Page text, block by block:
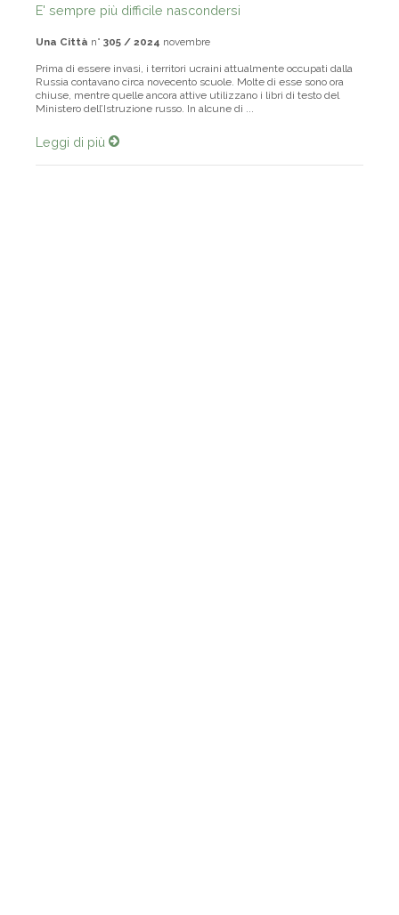
E' sempre più difficile nascondersi
Una Città n° 305 / 2024 novembre
Prima di essere invasi, i territori ucraini attualmente occupati dalla
Russia contavano circa novecento scuole. Molte di esse sono ora
chiuse, mentre quelle ancora attive utilizzano i libri di testo del
Ministero dell’Istruzione russo. In alcune di ...
Leggi di più